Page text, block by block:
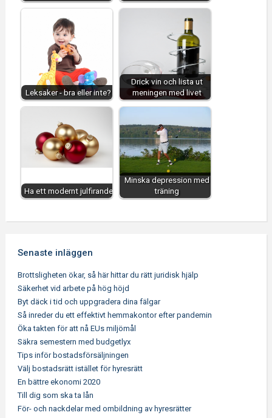
Leksaker - bra eller inte?
Drick vin och lista ut
meningen med livet
Ha ett modernt julfirande
Minska depression med
träning
Senaste inläggen
Brottsligheten ökar, så här hittar du rätt juridisk hjälp
Säkerhet vid arbete på hög höjd
Byt däck i tid och uppgradera dina fälgar
Så inreder du ett effektivt hemmakontor efter pandemin
Öka takten för att nå EUs miljömål
Säkra semestern med budgetlyx
Tips inför bostadsförsäljningen
Välj bostadsrätt istället för hyresrätt
En bättre ekonomi 2020
Till dig som ska ta lån
För- och nackdelar med ombildning av hyresrätter